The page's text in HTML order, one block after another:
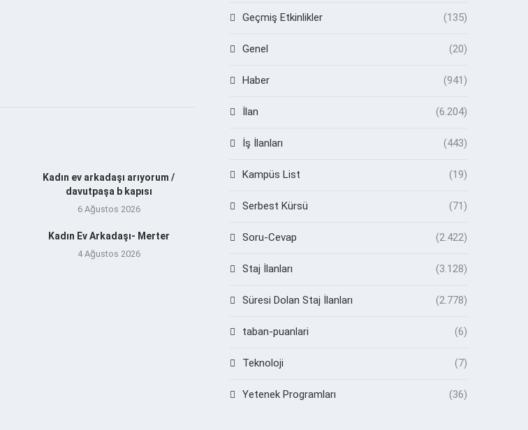
Kadın ev arkadaşı arıyorum /
davutpaşa b kapısı
6 Ağustos 2026
Kadın Ev Arkadaşı- Merter
4 Ağustos 2026
Geçmiş Etkinlikler (135)
Genel (20)
Haber (941)
İlan (6.204)
İş İlanları (443)
Kampüs List (19)
Serbest Kürsü (71)
Soru-Cevap (2.422)
Staj İlanları (3.128)
Süresi Dolan Staj İlanları (2.778)
taban-puanlari (6)
Teknoloji (7)
Yetenek Programları (36)